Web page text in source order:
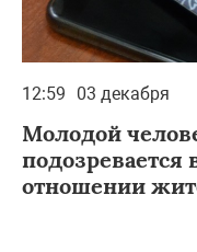
12:59 03 декабря
Молодой
отношении